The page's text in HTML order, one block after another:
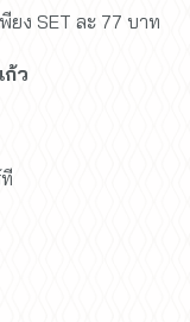
ยง SET ละ 77 บาท
ก้ว